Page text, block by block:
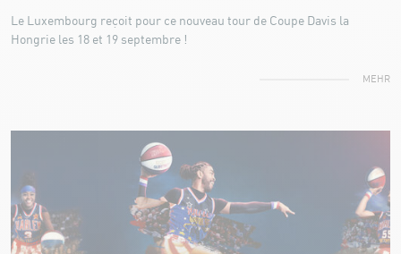
Le Luxembourg reçoit pour ce nouveau tour de Coupe Davis la
Hongrie les 18 et 19 septembre !
MEHR